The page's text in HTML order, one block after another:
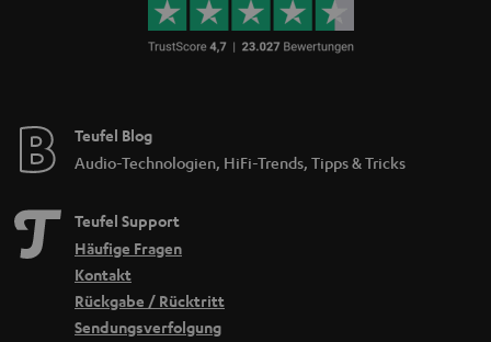
Teufel Blog
Audio-Technologien, HiFi-Trends, Tipps & Tricks
Teufel Support
Häufige Fragen
Kontakt
Rückgabe / Rücktritt
Sendungsverfolgung